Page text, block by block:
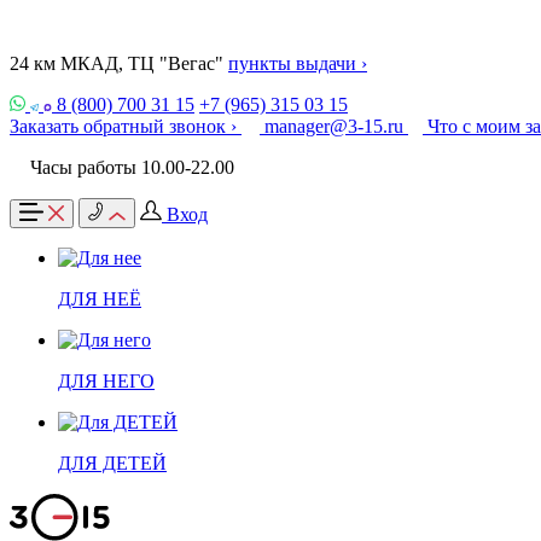
24 км МКАД, ТЦ "Вегас" пункты выдачи ›
8 (800) 700 31 15 +7 (965) 315 03 15
Заказать обратный звонок ›
manager@3-15.ru
Что с моим
Часы работы 10.00-22.00
Вход
ДЛЯ НЕЁ
ДЛЯ НЕГО
ДЛЯ ДЕТЕЙ